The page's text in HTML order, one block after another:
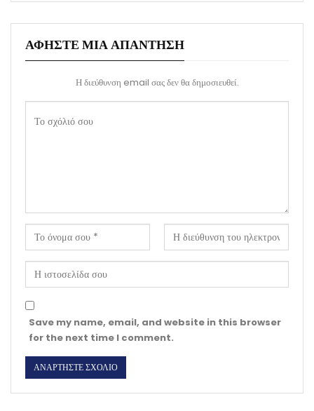
ΑΦΉΣΤΕ ΜΙΑ ΑΠΆΝΤΗΣΗ
Η διεύθυνση email σας δεν θα δημοσιευθεί.
Save my name, email, and website in this browser
for the next time I comment.